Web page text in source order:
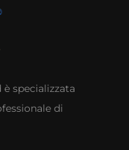
è specializzata
di